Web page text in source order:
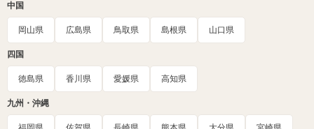
中国
岡山県 広島県 鳥取県 島根県 山口県
四国
徳島県 香川県 愛媛県 高知県
九州・沖縄